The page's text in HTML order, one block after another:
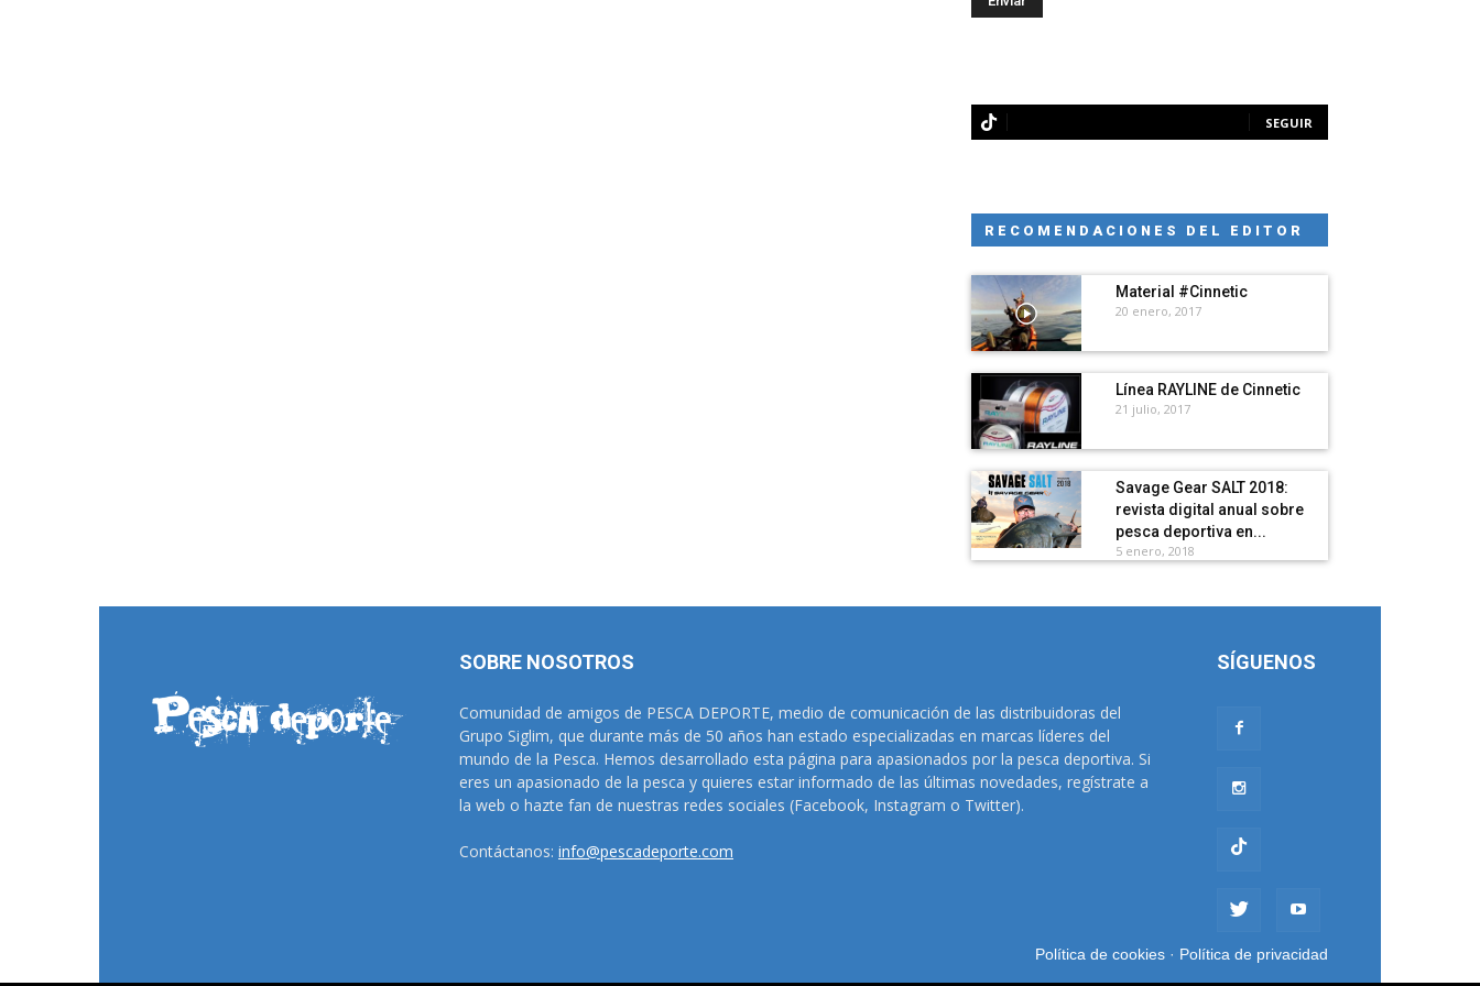
SEGUIR
RECOMENDACIONES DEL EDITOR
Material #Cinnetic
20 enero, 2017
Línea RAYLINE de Cinnetic
21 julio, 2017
Savage Gear SALT 2018:
revista digital anual sobre
pesca deportiva en...
5 enero, 2018
SOBRE NOSOTROS
Comunidad de amigos de PESCA DEPORTE, medio de comunicación de las distribuidoras del
Grupo Siglim, que durante más de 50 años han estado especializadas en marcas líderes del
mundo de la Pesca. Hemos desarrollado esta página para apasionados por la pesca deportiva. Si
eres un apasionado de la pesca y quieres estar informado de las últimas novedades, regístrate a
la web o hazte fan de nuestras redes sociales (Facebook, Instagram o Twitter).
Contáctanos: info@pescadeporte.com
SÍGUENOS
Política de cookies · Política de privacidad